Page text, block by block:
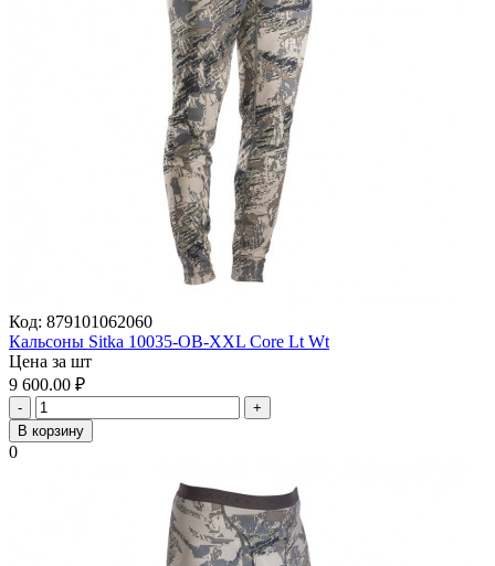
Код: 879101062060
Кальсоны Sitka 10035-OB-XXL Core Lt Wt
Цена за шт
9 600.00 ₽
-
+
В корзину
0